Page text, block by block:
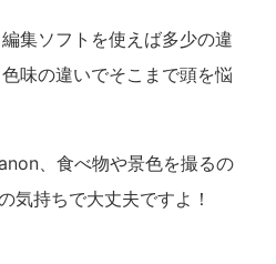
集ソフトを使えば多少の違
味の違いでそこまで頭を悩
、食べ物や景色を撮るの
気持ちで大丈夫ですよ！